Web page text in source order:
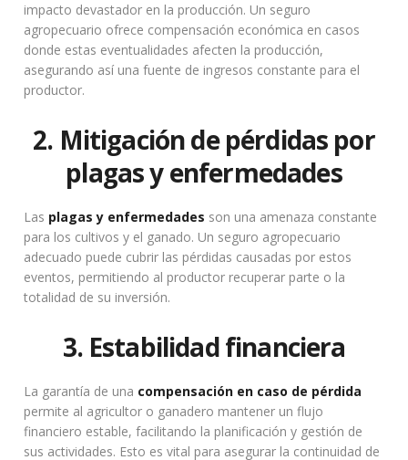
impacto devastador en la producción. Un seguro
agropecuario ofrece compensación económica en casos
donde estas eventualidades afecten la producción,
asegurando así una fuente de ingresos constante para el
productor.
2. Mitigación de pérdidas por
plagas y enfermedades
Las plagas y enfermedades son una amenaza constante
para los cultivos y el ganado. Un seguro agropecuario
adecuado puede cubrir las pérdidas causadas por estos
eventos, permitiendo al productor recuperar parte o la
totalidad de su inversión.
3. Estabilidad financiera
La garantía de una compensación en caso de pérdida
permite al agricultor o ganadero mantener un flujo
financiero estable, facilitando la planificación y gestión de
sus actividades. Esto es vital para asegurar la continuidad de